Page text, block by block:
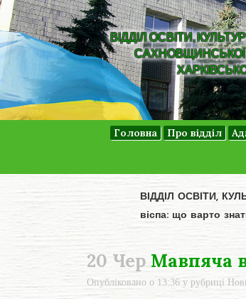
ВІДДІЛ ОСВІТИ,
Головна Про відділ
ВІДДІЛ ОСВІТИ,
віспа: що варто
20 ЧерМавпяча
Опубліковано о 13:36 у рубриці